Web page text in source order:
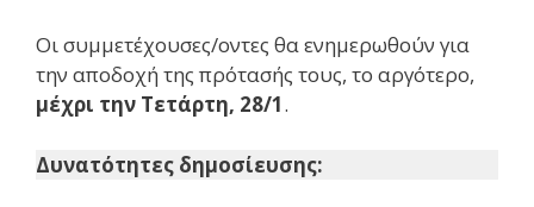
Οι συμμετέχουσες/οντες θα ενημερωθούν για
την αποδοχή της πρότασής τους, το αργότερο,
μέχρι την Τετάρτη, 28/1.
Δυνατότητες δημοσίευσης: